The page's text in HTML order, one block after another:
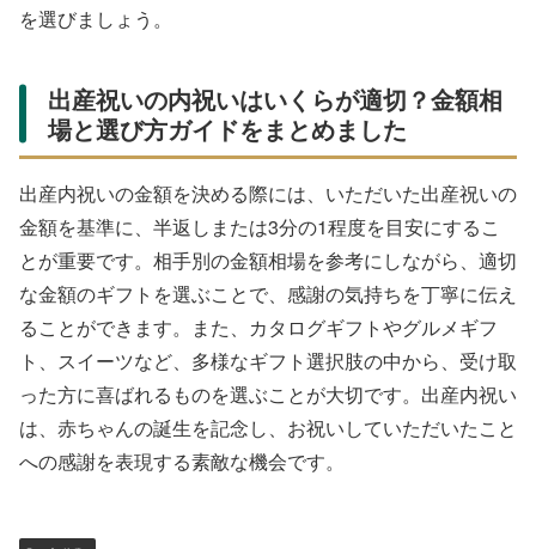
を選びましょう。
出産祝いの内祝いはいくらが適切？金額相
場と選び方ガイドをまとめました
出産内祝いの金額を決める際には、いただいた出産祝いの
金額を基準に、半返しまたは3分の1程度を目安にするこ
とが重要です。相手別の金額相場を参考にしながら、適切
な金額のギフトを選ぶことで、感謝の気持ちを丁寧に伝え
ることができます。また、カタログギフトやグルメギフ
ト、スイーツなど、多様なギフト選択肢の中から、受け取
った方に喜ばれるものを選ぶことが大切です。出産内祝い
は、赤ちゃんの誕生を記念し、お祝いしていただいたこと
への感謝を表現する素敵な機会です。